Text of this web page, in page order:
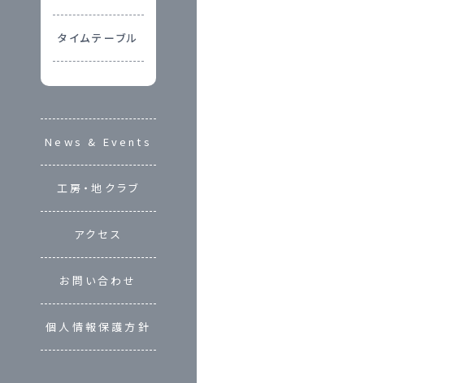
タイムテーブル
News & Events
工房・地クラブ
アクセス
お問い合わせ
個人情報保護方針